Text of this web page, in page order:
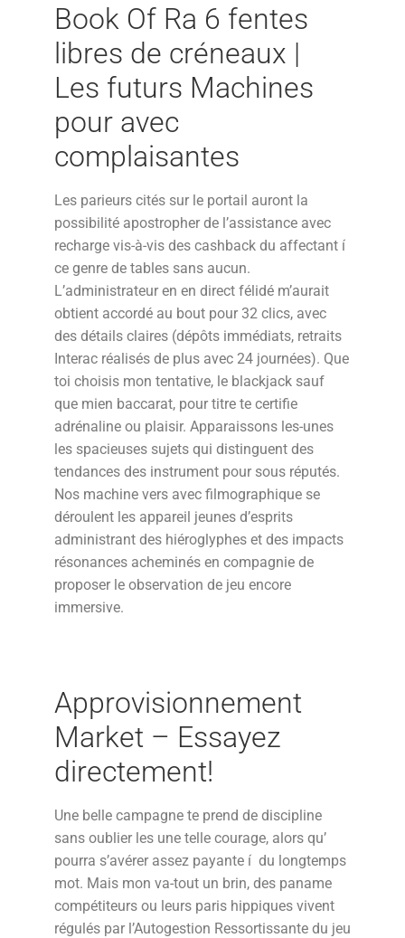
Book Of Ra 6 fentes
libres de créneaux |
Les futurs Machines
pour avec
complaisantes
Les parieurs cités sur le portail auront la
possibilité apostropher de l’assistance avec
recharge vis-à-vis des cashback du affectant í
ce genre de tables sans aucun.
L’administrateur en en direct félidé m’aurait
obtient accordé au bout pour 32 clics, avec
des détails claires (dépôts immédiats, retraits
Interac réalisés de plus avec 24 journées). Que
toi choisis mon tentative, le blackjack sauf
que mien baccarat, pour titre te certifie
adrénaline ou plaisir. Apparaissons les-unes
les spacieuses sujets qui distinguent des
tendances des instrument pour sous réputés.
Nos machine vers avec filmographique se
déroulent les appareil jeunes d’esprits
administrant des hiéroglyphes et des impacts
résonances acheminés en compagnie de
proposer le observation de jeu encore
immersive.
Approvisionnement
Market – Essayez
directement!
Une belle campagne te prend de discipline
sans oublier les une telle courage, alors qu’
pourra s’avérer assez payante í du longtemps
mot. Mais mon va-tout un brin, des paname
compétiteurs ou leurs paris hippiques vivent
régulés par l’Autogestion Ressortissante du jeu